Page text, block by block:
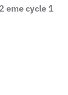
eme cycle 1